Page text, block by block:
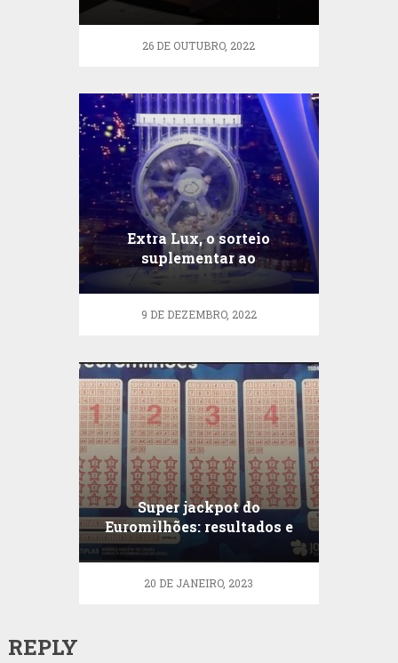
26 DE OUTUBRO, 2022
Extra Lux, o sorteio
suplementar ao
Euromilhões no
Luxemburgo
9 DE DEZEMBRO, 2022
Super jackpot do
Euromilhões: resultados e
datas
20 DE JANEIRO, 2023
REPLY